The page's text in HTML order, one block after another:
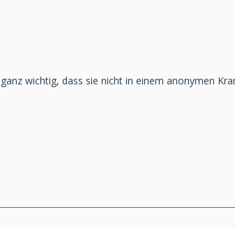
wichtig, dass sie nicht in einem anonymen